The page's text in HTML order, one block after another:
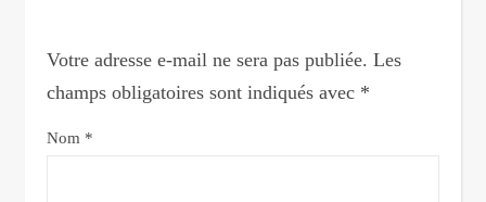
Votre adresse e-mail ne sera pas publiée. Les
champs obligatoires sont indiqués avec *
Nom *